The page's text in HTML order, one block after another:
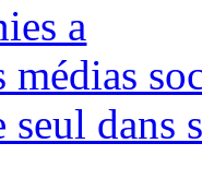
a
médias
seul dans